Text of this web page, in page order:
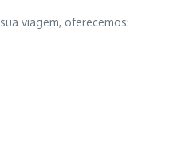
viagem, oferecemos: